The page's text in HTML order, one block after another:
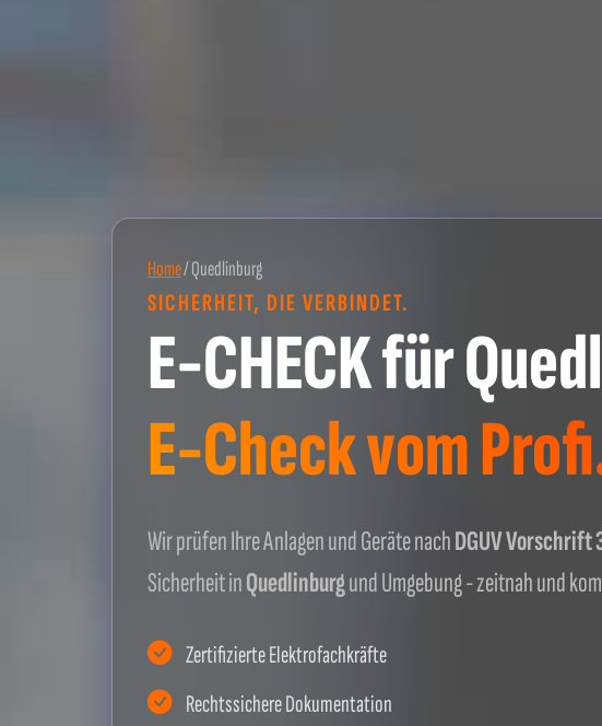
Home/Quedlinburg
SICHERHEIT, DIE VERBINDET.
E-CHECK für
E-Check vom
Wir prüfen Ihre Anlagen und Geräte nachDGUV Vorschrift
Sicherheit inQuedlinburgund Umgebung - zeitnah und
Zertifizierte Elektrofachkräfte
Rechtssichere Dokumentation